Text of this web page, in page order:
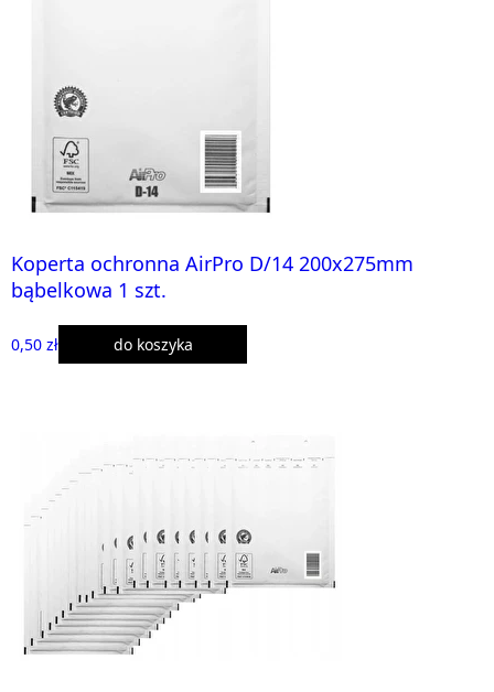
Koperta ochronna AirPro D/14 200x275mm
bąbelkowa 1 szt.
0,50 zł do koszyka